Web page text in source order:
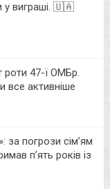
у виграші. 🇺🇦
роти 47-ї ОМБр.
все активніше
за погрози сім’ям
п’ять років із